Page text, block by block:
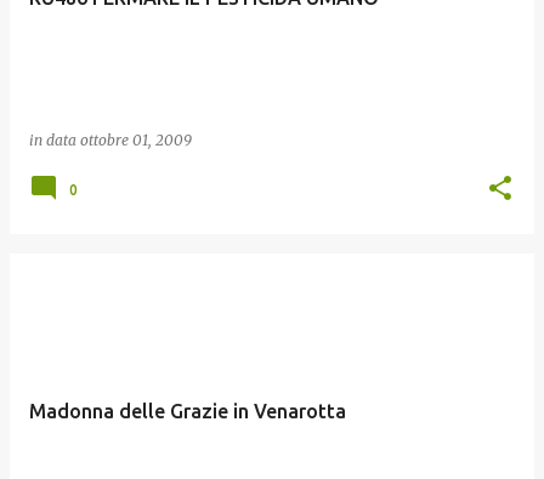
in data ottobre 01, 2009
0
Madonna delle Grazie in Venarotta